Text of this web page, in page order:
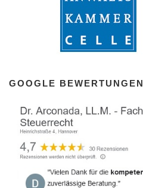
GOOGLE BEWERTUNGEN